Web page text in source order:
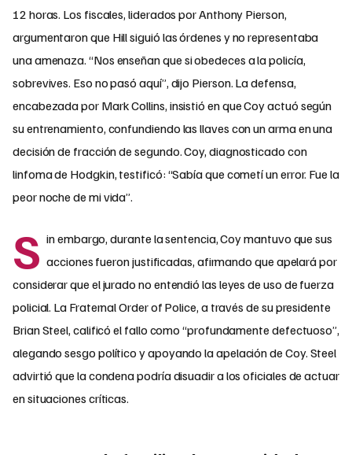
12 horas. Los fiscales, liderados por Anthony Pierson,
argumentaron que Hill siguió las órdenes y no representaba
una amenaza. “Nos enseñan que si obedeces a la policía,
sobrevives. Eso no pasó aquí”, dijo Pierson. La defensa,
encabezada por Mark Collins, insistió en que Coy actuó según
su entrenamiento, confundiendo las llaves con un arma en una
decisión de fracción de segundo. Coy, diagnosticado con
linfoma de Hodgkin, testificó: “Sabía que cometí un error. Fue la
peor noche de mi vida”.
S in embargo, durante la sentencia, Coy mantuvo que sus
acciones fueron justificadas, afirmando que apelará por
considerar que el jurado no entendió las leyes de uso de fuerza
policial. La Fraternal Order of Police, a través de su presidente
Brian Steel, calificó el fallo como “profundamente defectuoso”,
alegando sesgo político y apoyando la apelación de Coy. Steel
advirtió que la condena podría disuadir a los oficiales de actuar
en situaciones críticas.